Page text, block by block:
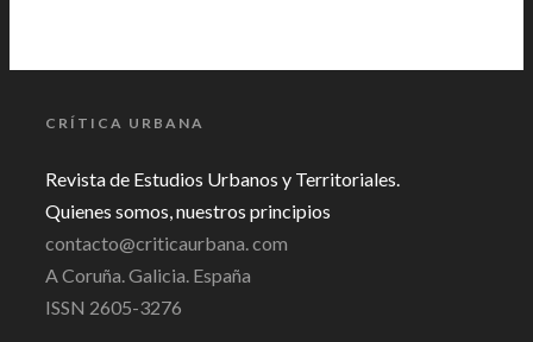
CRÍTICA URBANA
Revista de Estudios Urbanos y Territoriales.
Quienes somos, nuestros principios
contacto@criticaurbana. com
A Coruña. Galicia. España
ISSN 2605-3276